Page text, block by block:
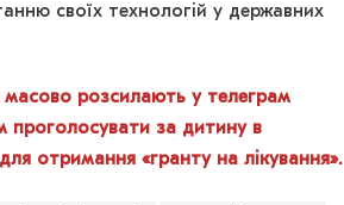
своїх технологій у державних
масово розсилають у телеграм
за дитину в
отримання «гранту на лікування».